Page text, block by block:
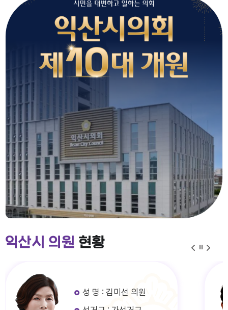
익산시의회 기간제근로자(비서, 행정보조) 채용 공고
익산시 의원 현황
성 명 : 김미선 의원